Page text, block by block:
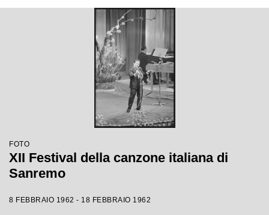
FOTO
XII Festival della canzone italiana di
Sanremo
8 FEBBRAIO 1962 - 18 FEBBRAIO 1962